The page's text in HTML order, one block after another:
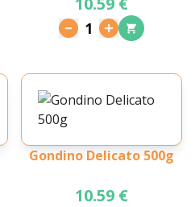
1
Gondino Delicato 500g
10.59 €